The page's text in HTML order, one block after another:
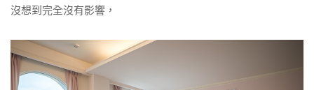
沒想到完全沒有影響，